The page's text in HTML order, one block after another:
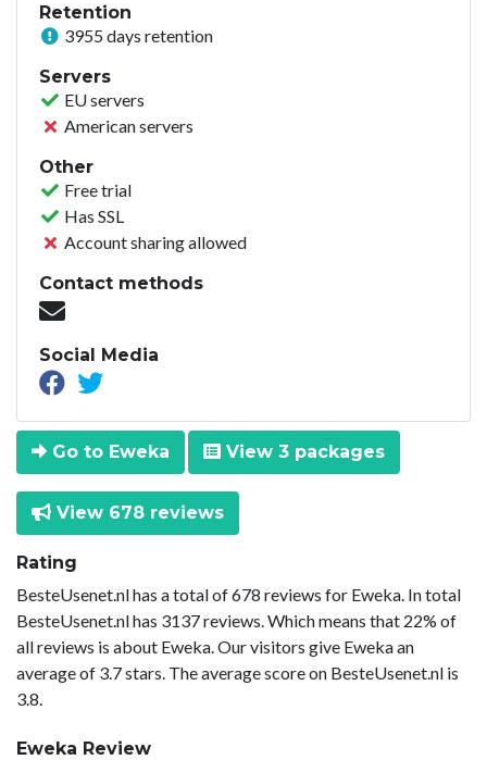
Retention
3955 days retention
Servers
EU servers
American servers
Other
Free trial
Has SSL
Account sharing allowed
Contact methods
Social Media
Go to Eweka View 3 packages
View 678 reviews
Rating
BesteUsenet.nl has a total of 678 reviews for Eweka. In total
BesteUsenet.nl has 3137 reviews. Which means that 22% of
all reviews is about Eweka. Our visitors give Eweka an
average of 3.7 stars. The average score on BesteUsenet.nl is
3.8.
Eweka Review